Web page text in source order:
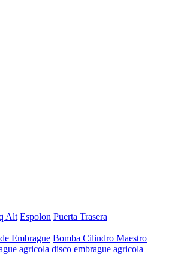
Alt Espolon Puerta Trasera
Embrague Bomba Cilindro Maestro
agricola disco embrague agricola